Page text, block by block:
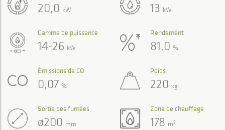
Gamme de puissance
14-26 kW
20,0 kW 13 kW
Rendement
81,0 %
Émissions de CO
0,07 %
Zone de chauffage
178 m2
Poids
220 kg
Sortie des fumées
ø200 mm